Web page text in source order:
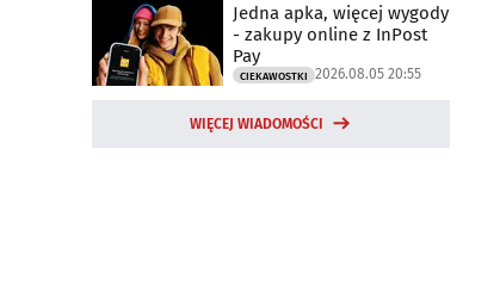
Jedna apka, więcej wygody
- zakupy online z InPost
Pay
CIEKAWOSTKI 2026.08.05 20:55
WIĘCEJ WIADOMOŚCI